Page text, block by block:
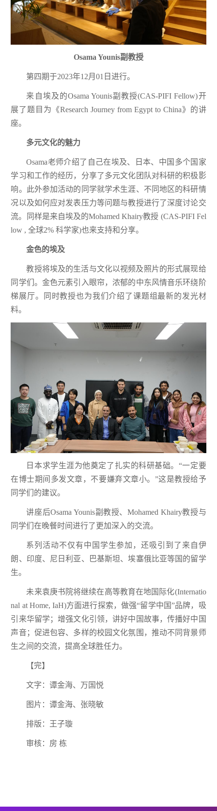
Osama Younis副教授
第四期于2023年12月01日进行。
来自埃及的Osama Younis副教授(CAS-PIFI Fellow)开
展了题目为《Research Journey from Egypt to China》的讲
座。
多元文化的魅力
Osama老师介绍了自己在埃及、日本、中国多个国家
学习和工作的经历，分享了多元文化团队对科研的积极影
响。此外参加活动的同学就学术生涯、不同地区的科研情
况以及如何应对发表压力等问题与教授进行了深度讨论交
流。同样是来自埃及的Mohamed Khairy教授 (CAS-PIFI Fel
low , 全球2% 科学家)也来支持和分享。
金色的埃及
教授将埃及的生活与文化以视频及照片的形式展现给
同学们。金色元素引入眼帘，浓郁的中东风情音乐环绕阶
梯展厅。同时教授也为我们介绍了课题组最新的发光材
料。
日本求学生涯为他奠定了扎实的科研基础。“一定要
在博士期间多发文章，不要嫌弃文章小。”这是教授给予
同学们的建议。
讲座后Osama Younis副教授、Mohamed Khairy教授与
同学们在晚餐时间进行了更加深入的交流。
系列活动不仅有中国学生参加，还吸引到了来自伊
朗、印度、尼日利亚、巴基斯坦、埃塞俄比亚等国的留学
生。
未来袁庚书院将继续在高等教育在地国际化(Internatio
nal at Home, IaH)方面进行探索，做强“留学中国”品牌，吸
引来华留学；增强文化引领，讲好中国故事，传播好中国
声音；促进包容、多样的校园文化氛围，推动不同背景师
生之间的交流，提高全球胜任力。
【完】
文字：谭金海、万国悦
图片：谭金海、张晓敏
排版：王子璇
审核：房 栋